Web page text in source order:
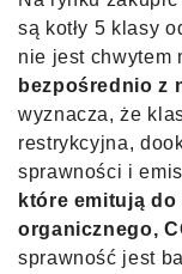
są kotły 5 klasy
nie jest chwytem
bezpośrednio z
wyznacza, że
restrykcyjna,
sprawności i
które emitują
organicznego,
sprawność jest